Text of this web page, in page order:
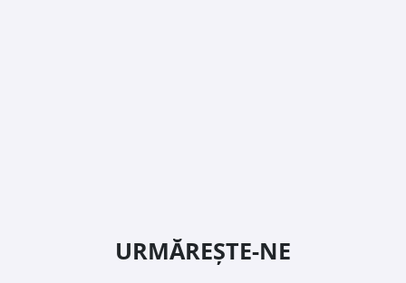
URMĂREȘTE-NE